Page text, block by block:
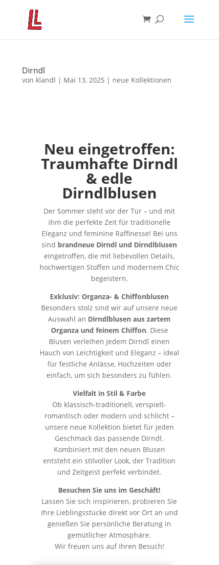
Dirndl
von klandl | Mai 13, 2025 | neue Kollektionen
Neu eingetroffen:
Traumhafte Dirndl
& edle
Dirndlblusen
Der Sommer steht vor der Tür – und mit
ihm die perfekte Zeit für traditionelle
Eleganz und feminine Raffinesse! Bei uns
sind brandneue Dirndl und Dirndlblusen
eingetroffen, die mit liebevollen Details,
hochwertigen Stoffen und modernem Chic
begeistern.
Exklusiv: Organza- & Chiffonblusen
Besonders stolz sind wir auf unsere neue
Auswahl an Dirndlblusen aus zartem
Organza und feinem Chiffon. Diese
Blusen verleihen jedem Dirndl einen
Hauch von Leichtigkeit und Eleganz – ideal
für festliche Anlässe, Hochzeiten oder
einfach, um sich besonders zu fühlen.
Vielfalt in Stil & Farbe
Ob klassisch-traditionell, verspielt-
romantisch oder modern und schlicht –
unsere neue Kollektion bietet für jeden
Geschmack das passende Dirndl.
Kombiniert mit den neuen Blusen
entsteht ein stilvoller Look, der Tradition
und Zeitgeist perfekt verbindet.
Besuchen Sie uns im Geschäft!
Lassen Sie sich inspirieren, probieren Sie
Ihre Lieblingsstücke direkt vor Ort an und
genießen Sie persönliche Beratung in
gemütlicher Atmosphäre.
Wir freuen uns auf Ihren Besuch!